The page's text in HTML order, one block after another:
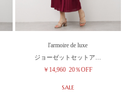
l'armoire de luxe
ジョーゼットセットア…
￥14,960 20％OFF
SALE